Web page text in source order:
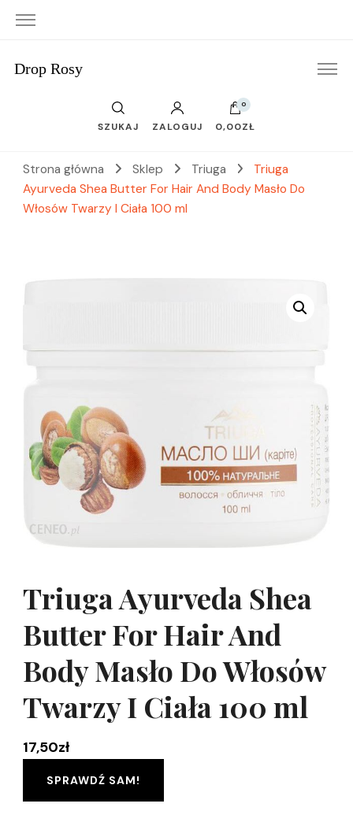
Drop Rosy
SZUKAJ ZALOGUJ
0
0,00ZŁ
Strona główna Sklep Triuga
Triuga
Ayurveda Shea Butter For Hair And Body Masło Do
Włosów Twarzy I Ciała 100 ml
Triuga Ayurveda Shea
Butter For Hair And
Body Masło Do Włosów
Twarzy I Ciała 100 ml
17,50zł
SPRAWDŹ SAM!